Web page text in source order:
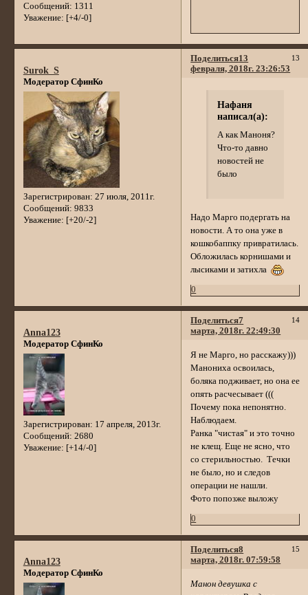
Сообщений: 1311
Уважение: [+4/-0]
Поделиться 13
13
февраля, 2018г. 23:26:53
Surok_S
Модератор СфинКо
Зарегистрирован: 27 июля, 2011г.
Сообщений: 9833
Уважение: [+20/-2]
Нафаня
написал(а):
А как Маноня?
Что-то давно
новостей не
было
Надо Марго подергать на
новости. А то она уже в
кошкобаппку привратилась.
Обложилась корнишами и
лысиками и затихла
0
Поделиться 14
7
марта, 2018г. 22:49:30
Anna123
Модератор СфинКо
Зарегистрирован: 17 апреля, 2013г.
Сообщений: 2680
Уважение: [+14/-0]
Я не Марго, но расскажу)))
Манониха освоилась,
боляка подживает, но она ее
опять расчесывает (((
Почему пока непонятно.
Наблюдаем.
Ранка "чистая" и это точно
не клещ. Еще не ясно, что
со стерильностью. Течки
не было, но и следов
операции не нашли.
Фото попозже выложу
0
Поделиться 15
8
марта, 2018г. 07:59:58
Anna123
Модератор СфинКо
Манон девушка с